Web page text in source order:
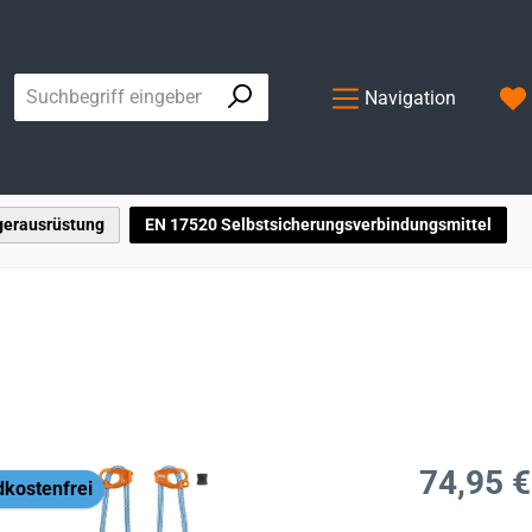
Navigation
EN 17520 Selbstsicherungsverbindungsmittel
Regulärer
74,95 €